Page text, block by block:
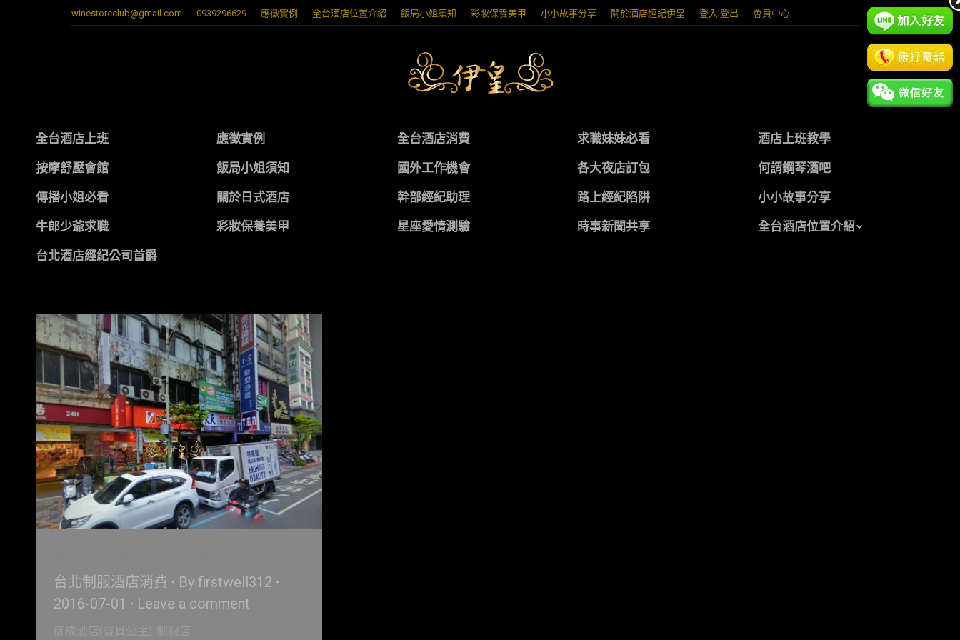
winestoreclub@gmail.com 0939296629 應徵實例 全台酒店位置介紹 飯局小姐須知 彩妝保養美甲 小小故事分享 關於酒店經紀伊皇 登入|登出 會員中心
全台酒店上班 應徵實例 全台酒店消費 求職妹妹必看 酒店上班教學
按摩舒壓會館 飯局小姐須知 國外工作機會 各大夜店訂包 何謂鋼琴酒吧
傳播小姐必看 關於日式酒店 幹部經紀助理 路上經紀陷阱 小小故事分享
牛郎少爺求職 彩妝保養美甲 星座愛情測驗 時事新聞共享 全台酒店位置介紹
台北酒店經紀公司首爵
台北制服酒店消費 By firstwell312
2016-07-01
Leave a comment
御成酒店(寶貝公主)-制服店